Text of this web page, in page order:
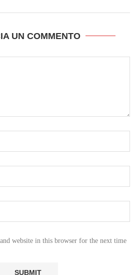
UN COMMENTO
website in this browser for the next time